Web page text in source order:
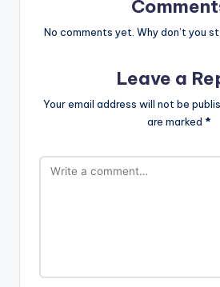
No comments yet. Why don’t you
Leave a
Your email address will not be
are marked *